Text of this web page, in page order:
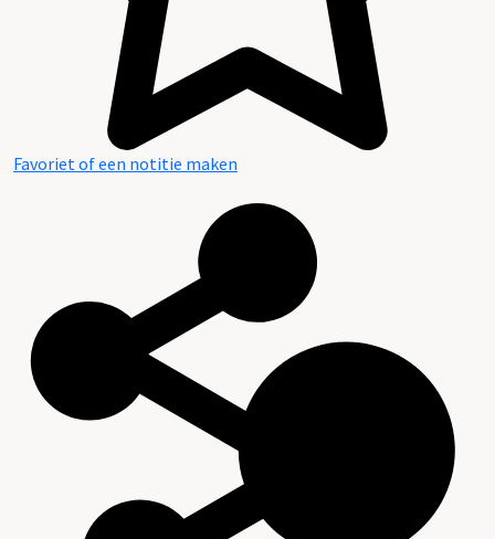
Favoriet of een notitie maken